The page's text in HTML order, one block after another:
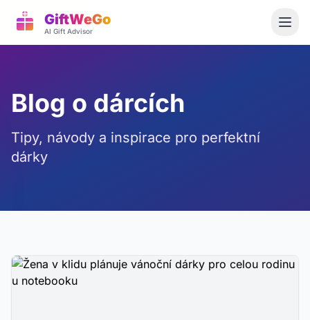
GiftWeGo
AI Gift Advisor
Blog o dárcích
Tipy, návody a inspirace pro perfektní
dárky